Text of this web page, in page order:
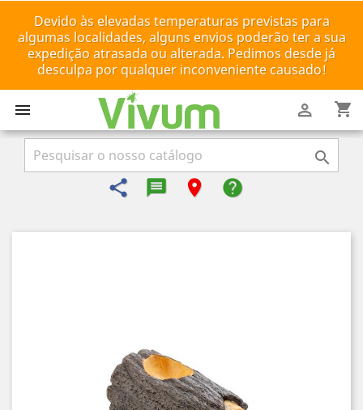
Devido às elevadas temperaturas previstas para
algumas localidades, alguns envios poderão ter a sua
expedição atrasada ou alterada. Pedimos desde já
desculpa por qualquer inconveniente causado!
 shopping_cart


share message-reply-text
room help